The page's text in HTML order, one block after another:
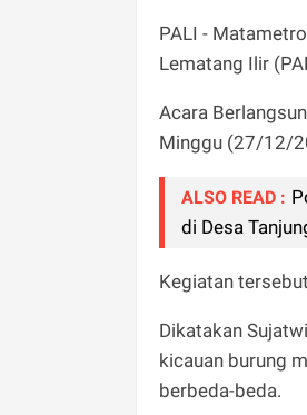
PALI -
Lematang Ilir
Acara
Minggu (27/12/
ALSO READ :
di Desa
Kegiatan
Dikatakan
kicauan burung
berbeda-beda.